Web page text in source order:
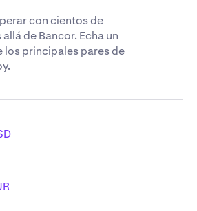
con cientos de
de Bancor. Echa un
los principales pares de